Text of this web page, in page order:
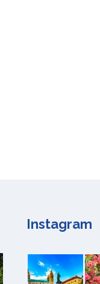
Instagram